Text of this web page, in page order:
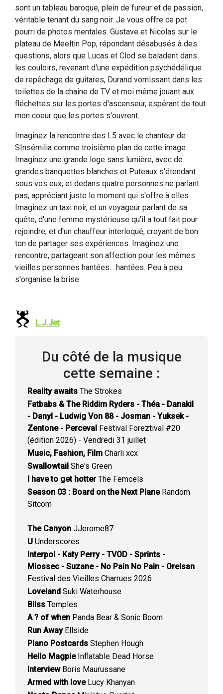
sont un tableau baroque, plein de fureur et de passion,
véritable tenant du sang noir. Je vous offre ce pot
pourri de photos mentales. Gustave et Nicolas sur le
plateau de Meeltin Pop, répondant désabusés à des
questions, alors que Lucas et Clod se baladent dans
les couloirs, revenant d'une expédition psychédélique
de repêchage de guitares, Durand vomissant dans les
toilettes de la chaîne de TV et moi même jouant aux
fléchettes sur les portes d'ascenseur, espérant de tout
mon coeur que les portes s'ouvrent.
Imaginez la rencontre des L5 avec le chanteur de
SInsémilia comme troisième plan de cette image.
Imaginez une grande loge sans lumière, avec de
grandes banquettes blanches et Puteaux s'étendant
sous vos eux, et dedans quatre personnes ne parlant
pas, appréciant juste le moment qui s'offre à elles.
Imaginez un taxi noir, et un voyageur parlant de sa
quête, d'une femme mystérieuse qu'il a tout fait pour
rejoindre, et d'un chauffeur interloqué, croyant de bon
ton de partager ses expériences. Imaginez une
rencontre, partageant son affection pour les mêmes
vieilles personnes hantées... hantées. Peu à peu
s'organise la brise.
L.J.Jet
Du côté de la musique
cette semaine :
Reality awaits The Strokes
Fatbabs & The Riddim Ryders - Théa - Danakil
- Danyl - Ludwig Von 88 - Josman - Yuksek -
Zentone - Perceval Festival Foreztival #20
(édition 2026) - Vendredi 31 juillet
Music, Fashion, Film Charli xcx
Swallowtail She's Green
I have to get hotterThe Femcels
Season 03 : Board on the Next PlaneRandom
Sitcom
The Canyon JJerome87
U Underscores
Interpol - Katy Perry - TVOD - Sprints -
Miossec - Suzane - No Pain No Pain - Orelsan
Festival des Vieilles Charrues 2026
Loveland Suki Waterhouse
Bliss Temples
A ? of when Panda Bear & Sonic Boom
Run AwayEllside
Piano Postcards Stephen Hough
Hello MagpieInflatable Dead Horse
InterviewBoris Maurussane
Armed with loveLucy Khanyan